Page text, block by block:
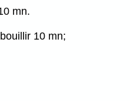
mn.
10 mn;